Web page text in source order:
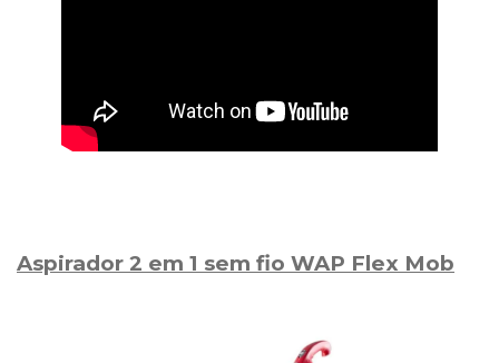
Aspirador 2 em 1 sem fio WAP Flex Mob